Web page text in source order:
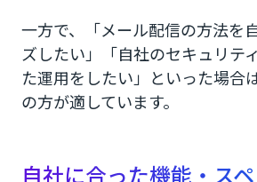
一方で、「メール配信の方法を
ズしたい」「自社のセキュリテ
た運用をしたい」といった場合
の方が適しています。
自社に合った機能・ス